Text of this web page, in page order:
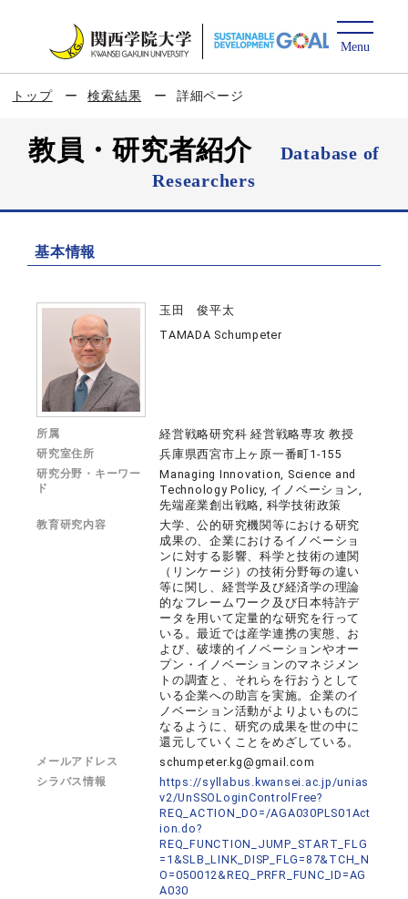
トップ 検索結果 詳細ページ
教員・研究者紹介
Database of
Researchers
基本情報
玉田 俊平太
TAMADA Schumpeter
所属 経営戦略研究科 経営戦略専攻 教授
研究室住所 兵庫県西宮市上ヶ原一番町1-155
研究分野・キーワー
ド
Managing Innovation, Science and
Technology Policy, イノベーション,
先端産業創出戦略, 科学技術政策
教育研究内容
大学、公的研究機関等における研究
成果の、企業におけるイノベーショ
ンに対する影響、科学と技術の連関
（リンケージ）の技術分野毎の違い
等に関し、経営学及び経済学の理論
的なフレームワーク及び日本特許デ
ータを用いて定量的な研究を行って
いる。最近では産学連携の実態、お
よび、破壊的イノベーションやオー
プン・イノベーションのマネジメン
トの調査と、それらを行おうとして
いる企業への助言を実施。企業のイ
ノベーション活動がよりよいものに
なるように、研究の成果を世の中に
還元していくことをめざしている。
メールアドレス schumpeter.kg@gmail.com
シラバス情報
https://syllabus.kwansei.ac.jp/unias
v2/UnSSOLoginControlFree?
REQ_ACTION_DO=/AGA030PLS01Act
ion.do?
REQ_FUNCTION_JUMP_START_FLG
=1&SLB_LINK_DISP_FLG=87&TCH_N
O=050012&REQ_PRFR_FUNC_ID=AG
A030